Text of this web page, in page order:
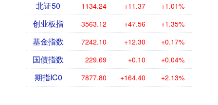
北证50 1134.24 +11.37 +1.01%
创业板指 3563.12 +47.56 +1.35%
基金指数 7242.10 +12.30 +0.17%
国债指数 229.69 +0.10 +0.04%
期指IC0 7877.80 +164.40 +2.13%